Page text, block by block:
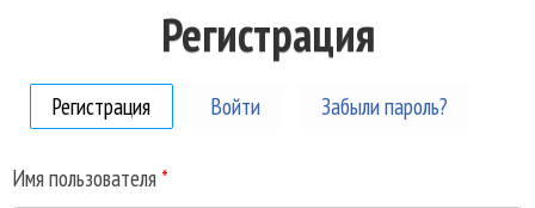
Регистрация
Регистрация (активная вкладка)
Войти Забыли пароль?
Имя пользователя *